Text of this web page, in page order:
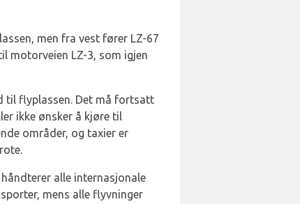
men fra vest fører LZ-67
motorveien LZ-3, som igjen
til flyplassen. Det må fortsatt
ikke ønsker å kjøre til
områder, og taxier er
alle internasjonale
mens alle flyvninger